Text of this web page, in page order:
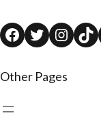
Facebook Twitter Instagram TikTok
Other Pages